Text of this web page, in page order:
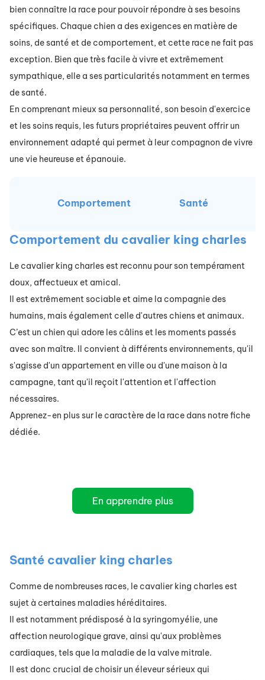
bien connaître la race pour pouvoir répondre à ses besoins
spécifiques. Chaque chien a des exigences en matière de
soins, de santé et de comportement, et cette race ne fait pas
exception. Bien que très facile à vivre et extrêmement
sympathique, elle a ses particularités notamment en termes
de santé.
En comprenant mieux sa personnalité, son besoin d'exercice
et les soins requis, les futurs propriétaires peuvent offrir un
environnement adapté qui permet à le​​ur compagnon de vivre
une vie heureuse et épanouie.
Comportement Santé
Comportement du cavalier king charles
Le cavalier king charles est reconnu pour son tempérament
doux, affectueux et amical.
Il est extrêmement sociable et aime la compagnie des
humains, mais également celle d'autres chiens et animaux.
C’est un chien qui adore les câlins et les moments passés
avec son maître. Il convient à différents environnements, qu'il
s'agisse d'un appartement en ville ou d'une maison à la
campagne, tant qu'il reçoit l'attention et l'affection
nécessaires.
Apprenez-en plus sur le caractère de la race dans notre fiche
dédiée.
En apprendre plus
Santé cavalier king charles
Comme de nombreuses races, le cavalier king charles est
sujet à certaines maladies héréditaires.
Il est notamment prédisposé à la syringomyélie, une
affection neurologique grave, ainsi qu'aux problèmes
cardiaques, tels que la maladie de la valve mitrale.
Il est donc crucial de choisir un éleveur sérieux qui